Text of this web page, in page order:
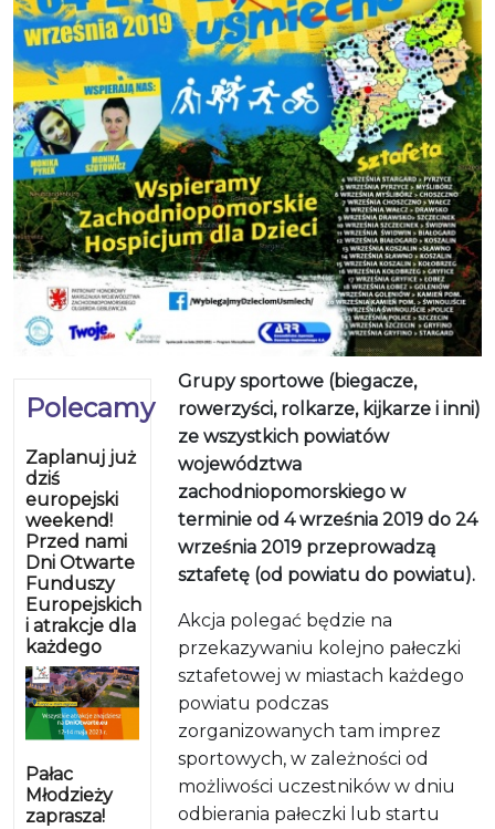
Polecamy
Zaplanuj już
dziś
europejski
weekend!
Przed nami
Dni Otwarte
Funduszy
Europejskich
i atrakcje dla
każdego
Pałac
Młodzieży
zaprasza!
Grupy sportowe (biegacze,
rowerzyści, rolkarze, kijkarze i inni)
ze wszystkich powiatów
województwa
zachodniopomorskiego w
terminie od 4 września 2019 do 24
września 2019 przeprowadzą
sztafetę (od powiatu do powiatu).
Akcja polegać będzie na
przekazywaniu kolejno pałeczki
sztafetowej w miastach każdego
powiatu podczas
zorganizowanych tam imprez
sportowych, w zależności od
możliwości uczestników w dniu
odbierania pałeczki lub startu